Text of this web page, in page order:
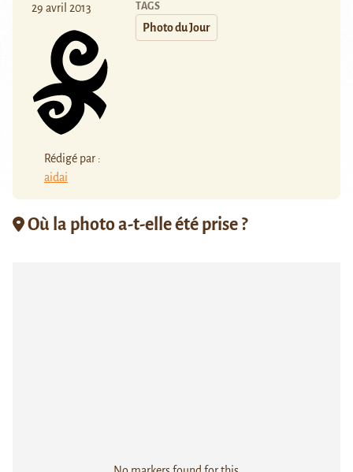
29 avril 2013
Rédigé par :
aidai
TAGS
Photo du Jour
Où la photo a-t-elle été prise ?